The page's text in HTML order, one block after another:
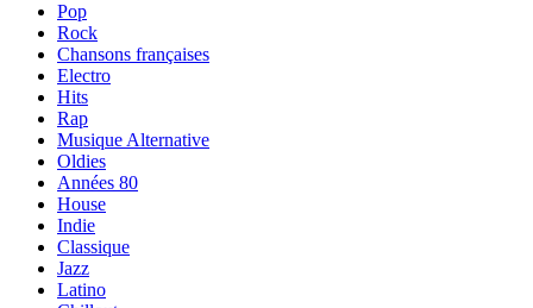
Pop
Rock
Chansons françaises
Electro
Hits
Rap
Musique Alternative
Oldies
Années 80
House
Indie
Classique
Jazz
Latino